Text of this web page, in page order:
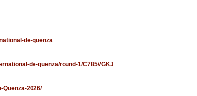
de-quenza
de-quenza/round-1/C785VGKJ
Quenza-2026/